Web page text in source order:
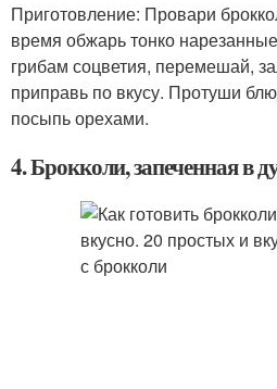
Приготовление: Провари
время обжарь тонко
грибам соцветия, перемешай,
приправь по вкусу. Протуши
посыпь орехами.
4. Брокколи, запеченная в